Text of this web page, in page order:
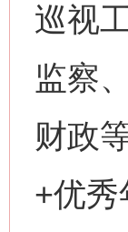
巡视
监察
财政
+优秀